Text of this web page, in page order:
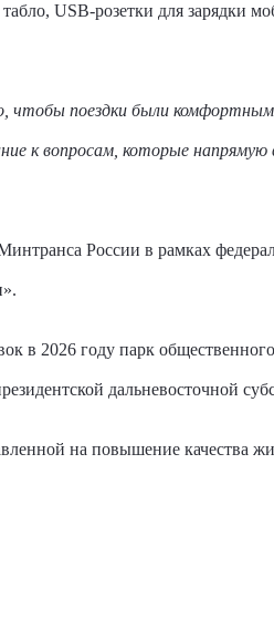
USB-розетки для зарядки
поездки были
к вопросам, которые напрямую
России в рамках
в 2026 году парк общественного
дальневосточной
на повышение качества